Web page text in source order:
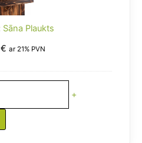
Sāna Plaukts
€ ar 21% PVN
+